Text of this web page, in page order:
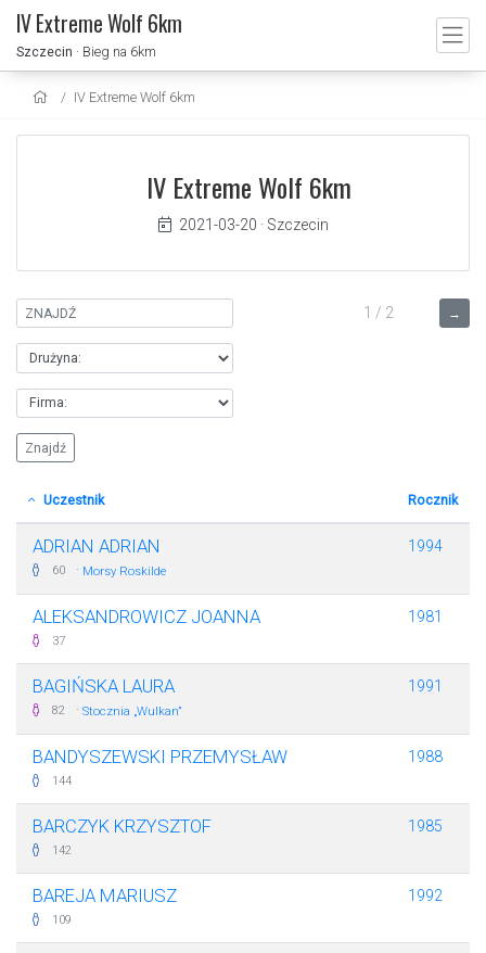
IV Extreme Wolf 6km
Szczecin · Bieg na 6km
IV Extreme Wolf 6km
IV Extreme Wolf 6km
2021-03-20 · Szczecin
→
1 / 2
Uczestnik Rocznik
ADRIAN ADRIAN
60 · Morsy Roskilde
1994
ALEKSANDROWICZ JOANNA
37
1981
BAGIŃSKA LAURA
82 · Stocznia „Wulkan”
1991
BANDYSZEWSKI PRZEMYSŁAW
144
1988
BARCZYK KRZYSZTOF
142
1985
BAREJA MARIUSZ
109
1992